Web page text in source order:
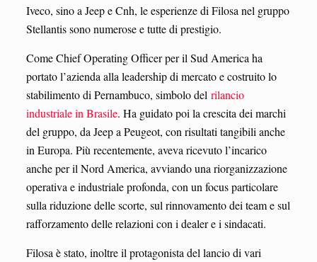
Iveco, sino a Jeep e Cnh, le esperienze di Filosa nel gruppo
Stellantis sono numerose e tutte di prestigio.
Come Chief Operating Officer per il Sud America ha
portato l’azienda alla leadership di mercato e costruito lo
stabilimento di Pernambuco, simbolo del rilancio
industriale in Brasile. Ha guidato poi la crescita dei marchi
del gruppo, da Jeep a Peugeot, con risultati tangibili anche
in Europa. Più recentemente, aveva ricevuto l’incarico
anche per il Nord America, avviando una riorganizzazione
operativa e industriale profonda, con un focus particolare
sulla riduzione delle scorte, sul rinnovamento dei team e sul
rafforzamento delle relazioni con i dealer e i sindacati.
Filosa è stato, inoltre il protagonista del lancio di vari